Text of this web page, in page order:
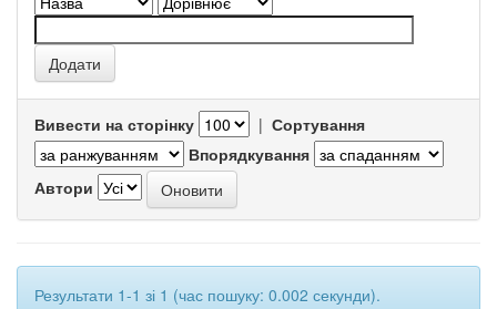
Вивести на сторінку | Сортування
Впорядкування
Автори
Результати 1-1 зі 1 (час пошуку: 0.002 секунди).